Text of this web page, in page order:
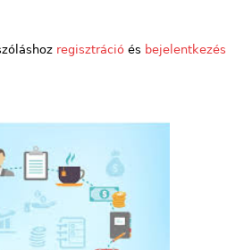
szürkületben tartalommal
regisztrációés bejelentkezés